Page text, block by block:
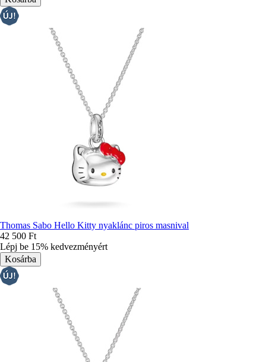
Thomas Sabo Hello Kitty nyaklánc piros masnival
42 500 Ft
Lépj be 15% kedvezményért